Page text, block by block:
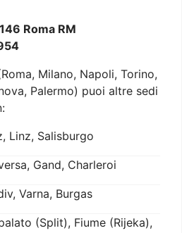
Roma RM
Milano, Napoli, Torino,
Palermo) puoi altre sedi
Linz, Salisburgo
Gand, Charleroi
Varna, Burgas
(Split), Fiume (Rijeka),